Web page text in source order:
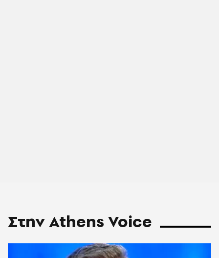
Στην Athens Voice